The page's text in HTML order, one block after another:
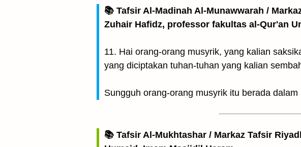
📚 Tafsir Al-Madinah Al-Munawwarah /
Zuhair Hafidz, professor fakultas al-Qur'an
11. Hai orang-orang musyrik, yang kalian
yang diciptakan tuhan-tuhan yang kalian
Sungguh orang-orang musyrik itu berada
📚 Tafsir Al-Mukhtashar / Markaz Tafsir